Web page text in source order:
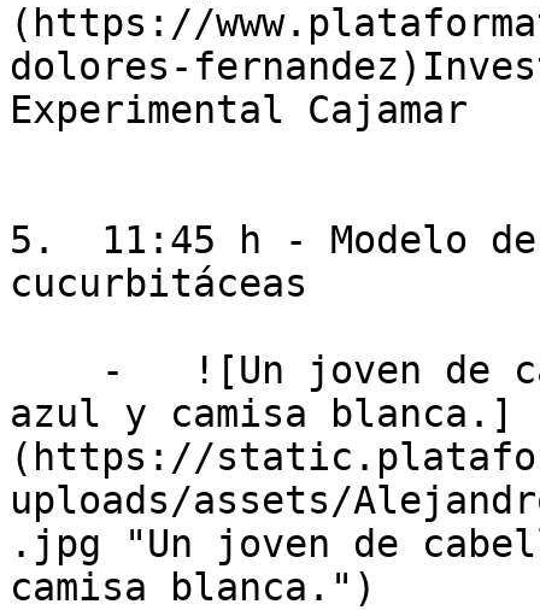
(https://
dolores-
Experimental Cajamar
5.  11:45 h - Modelo
cucurbitáceas
azul y camisa blanca.]
(https://
uploads/assets/
.jpg "Un joven de
camisa blanca.")